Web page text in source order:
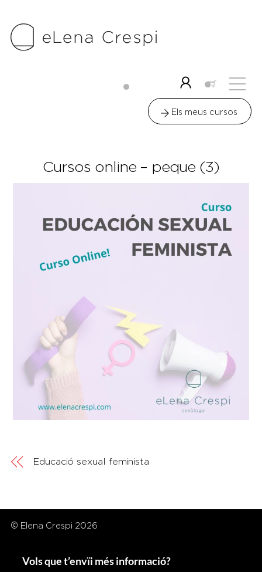
content
label
Els meus cursos
Cursos online – peque (3)
Educació sexual feminista
© Elena Crespi 2026
Vols que t’envïi més informació?